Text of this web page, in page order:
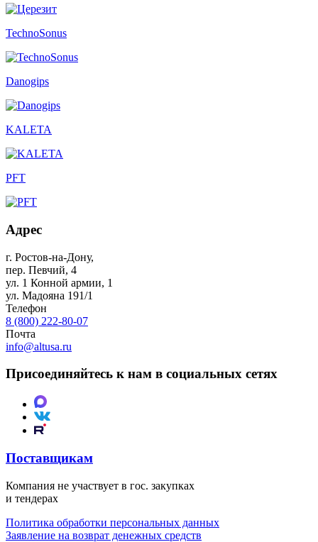
TechnoSonus
Danogips
KALETA
PFT
Адрес
г. Ростов-на-Дону,
пер. Певчий, 4
ул. 1 Конной армии, 1
ул. Мадояна 191/1
Телефон
8 (800) 222-80-07
Почта
info@altusa.ru
Присоединяйтесь к нам в социальных сетях
Поставщикам
Компания не участвует в гос. закупках
и тендерах
Политика обработки персональных данных
Заявление на возврат денежных средств